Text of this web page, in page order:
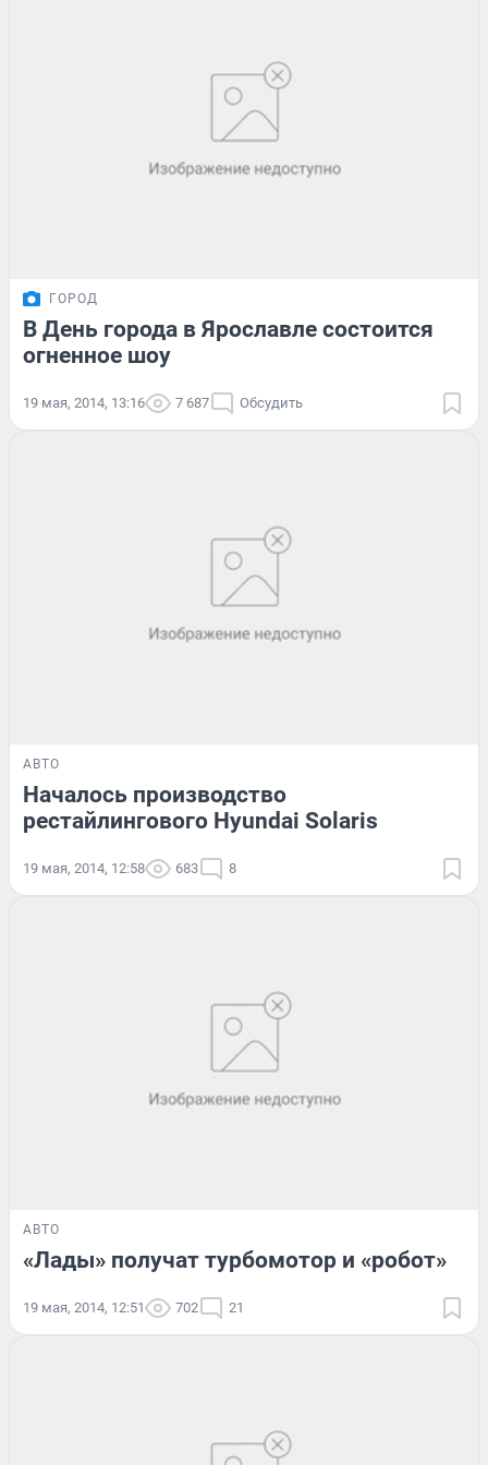
ГОРОД
В День города в Ярославле состоится
огненное шоу
19 мая, 2014, 13:16 7 687 Обсудить
АВТО
Началось производство
рестайлингового Hyundai Solaris
19 мая, 2014, 12:58 683 8
АВТО
«Лады» получат турбомотор и «робот»
19 мая, 2014, 12:51 702 21